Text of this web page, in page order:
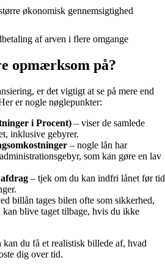
økonomisk gennemsigtighed
af arven i flere omgange
opmærksom på?
er det vigtigt at se på mere end
er nogle nøglepunkter:
i Procent) – viser de samlede
inklusive gebyrer.
– nogle lån har
som kan gøre en lav
– tjek om du kan indfri lånet før tid
billån tages bilen ofte som sikkerhed,
kan blive taget tilbage, hvis du ikke
kan du få et realistisk billede af, hvad
dig over tid.